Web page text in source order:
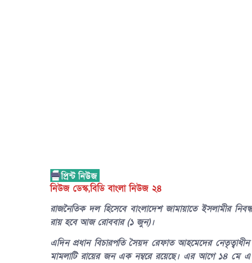
নিউজ ডেস্ক,বিডি বাংলা নিউজ ২৪
রাজনৈতিক দল হিসেবে বাংলাদেশ জামায়াতে ইসলামীর
রায় হবে আজ রোববার (১ জুন)।
এদিন প্রধান বিচারপতি সৈয়দ রেফাত আহমেদের নেতৃত্বাধীন
মামলাটি রায়ের জন এক নম্বরে রয়েছে। এর আগে ১৪ মে